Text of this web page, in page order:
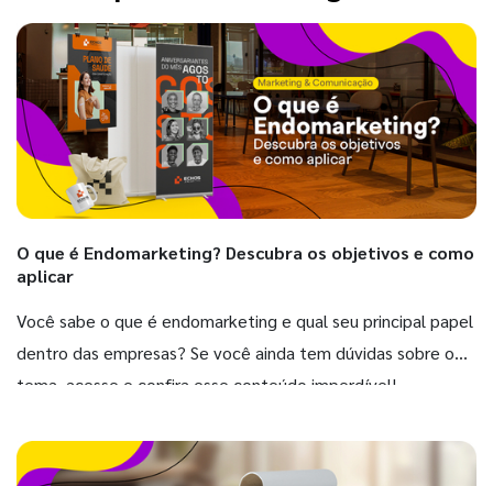
O que é Endomarketing? Descubra os objetivos e como
aplicar
Você sabe o que é endomarketing e qual seu principal papel
dentro das empresas? Se você ainda tem dúvidas sobre o
tema, acesse e confira esse conteúdo imperdível!